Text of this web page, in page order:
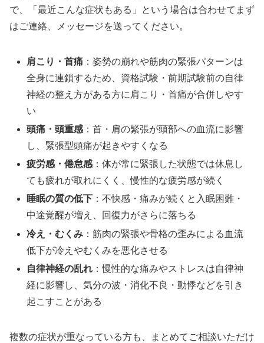
で、「最近こんな症状もある」という場合は合わせてまず
はご連絡、メッセージを送ってください。
肩こり・首痛 ：姿勢の崩れや筋肉の緊張パターンは
全身に連鎖するため、資格試験・前期試験前の自律
神経の整え方がある方に肩こり・首痛が合併しやす
い
頭痛・頭重感 ：首・肩の緊張が頭部への血流に影響
し、緊張型頭痛が起きやすくなる
疲労感・倦怠感 ：体が常に緊張した状態では休息し
ても疲れが取れにくく、慢性的な疲労感が続く
睡眠の質の低下 ：不快感・痛みが続くと入眠困難・
中途覚醒が増え、回復力がさらに落ちる
冷え・むくみ ：筋肉の緊張や骨格の歪みによる血流
低下が冷えやむくみを悪化させる
自律神経の乱れ ：慢性的な痛みやストレスは自律神
経に影響し、気分の波・消化不良・動悸などを引き
起こすことがある
複数の症状が重なっている方も、まとめてご相談いただけ